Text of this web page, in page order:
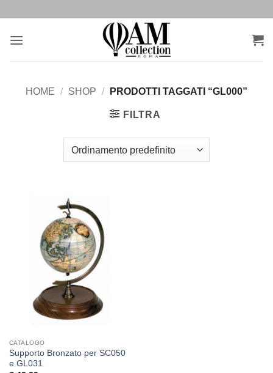
contenuti
HOME / SHOP / PRODOTTI TAGGATI “GL000”
FILTRA
CATALOGO
Supporto Bronzato per SC050
e GL031